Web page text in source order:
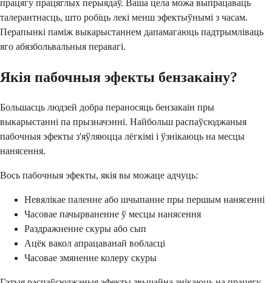
працягу працяглых перыядаў. Ваша цела можа выпрацаваць
талерантнасць, што робіць лекі менш эфектыўнымі з часам.
Перапынкі паміж выкарыстаннем дапамагаюць падтрымліваць
яго абязбольвальныя перавагі.
Якія пабочныя эфекты бензакаіну?
Большасць людзей добра пераносяць бензакаін пры
выкарыстанні па прызначэнні. Найбольш распаўсюджаныя
пабочныя эфекты з'яўляюцца лёгкімі і ўзнікаюць на месцы
нанясення.
Вось пабочныя эфекты, якія вы можаце адчуць:
Невялікае паленне або шчыпанне пры першым нанясенні
Часовае пачырваненне ў месцы нанясення
Раздражненне скуры або сып
Ацёк вакол апрацаванай вобласці
Часовае змяненне колеру скуры